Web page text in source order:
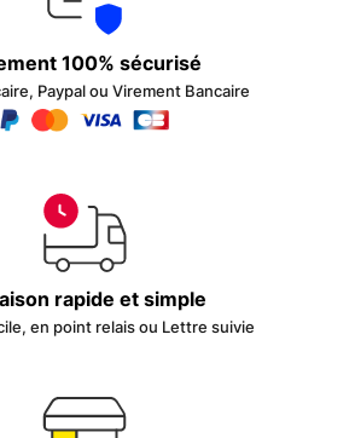
100% sécurisé
Paypal ou Virement Bancaire
rapide et simple
en point relais ou Lettre suivie